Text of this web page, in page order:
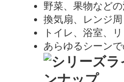
野菜、果物など
換気扇、レンジ
トイレ、浴室、
あらゆるシーン